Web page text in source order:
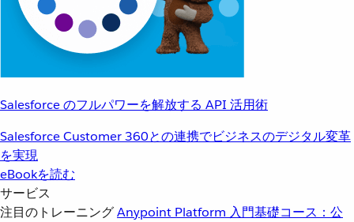
Salesforce のフルパワーを解放する API 活用術
Salesforce Customer 360との連携でビジネスのデジタル変革
を実現
eBookを読む
サービス
注目のトレーニングAnypoint Platform 入門基礎コース：公